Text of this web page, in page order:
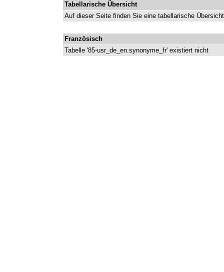
Tabellarische Übersicht
Auf dieser Seite finden Sie eine tabellarische
Französisch
Tabelle '85-usr_de_en.synonyme_fr' existiert nicht